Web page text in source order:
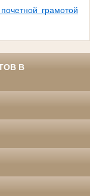
грамотой
В